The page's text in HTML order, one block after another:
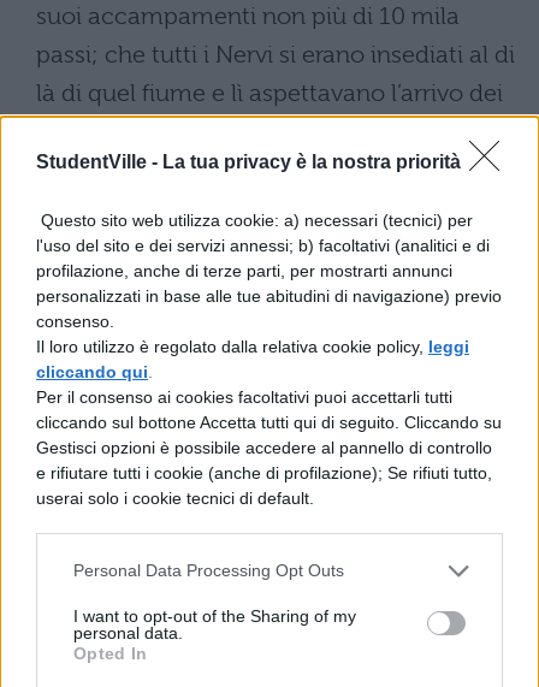
StudentVille - La tua privacy è la nostra priorità
Questo sito web utilizza cookie: a) necessari (tecnici) per
l'uso del sito e dei servizi annessi; b) facoltativi (analitici e di
profilazione, anche di terze parti, per mostrarti annunci
personalizzati in base alle tue abitudini di navigazione) previo
consenso.
Il loro utilizzo è regolato dalla relativa cookie policy, leggi
cliccando qui
Per il consenso ai cookies facoltativi puoi accettarli tutti
cliccando sul bottone Accetta tutti qui di seguito. Cliccando su
Gestisci opzioni è possibile accedere al pannello di controllo
e rifiutare tutti i cookie (anche di profilazione); Se rifiuti tutto,
userai solo i cookie tecnici di default.
Personal Data Processing Opt Outs
I want to opt-out of the Sharing of my
personal data.
Opted In
suoi accampamenti non più di 10 mila
passi; che tutti i Nervi si erano insediati al di
là di quel fiume e lì aspettavano l’arrivo dei
Viromandui, loro confinanti – infatti
avevano persuaso entrambi questi a
tentare la stessa sorte della guerra -; da
parte loro si attendevano anche le truppe
degli Atuatuci e che erano in marcia; le
donne e quelli che sembravano inutili per la
battaglia, li avevano riuniti in quel luogo, a
cui non vi fosse un accesso per l’esercito a
causa delle paludi.